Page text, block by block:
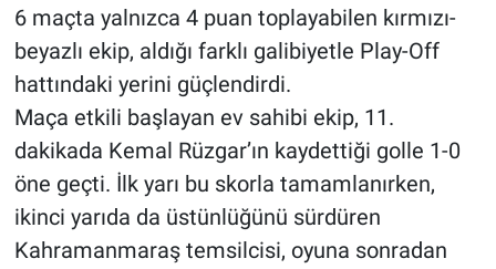
6 maçta yalnızca 4 puan toplayabilen kırmızı-
beyazlı ekip, aldığı farklı galibiyetle Play-Off
hattındaki yerini güçlendirdi.
Maça etkili başlayan ev sahibi ekip, 11.
dakikada Kemal Rüzgar’ın kaydettiği golle 1-0
öne geçti. İlk yarı bu skorla tamamlanırken,
ikinci yarıda da üstünlüğünü sürdüren
Kahramanmaraş temsilcisi, oyuna sonradan
EĞİTİM
BİLİM VE TEKNOLOJİ
Güvenlik
Bölge